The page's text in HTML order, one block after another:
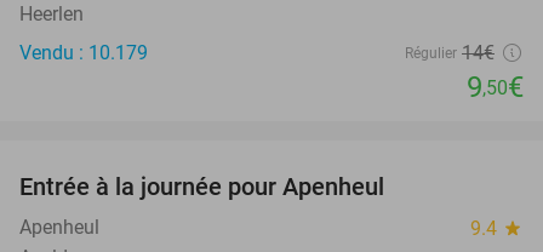
Heerlen
Vendu : 10.179
Régulier 14€
9,50€
Entrée à la journée pour Apenheul
Apenheul 9.4 star